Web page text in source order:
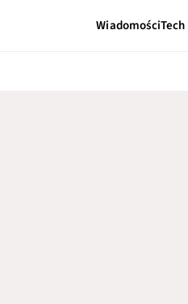
WiadomościTech